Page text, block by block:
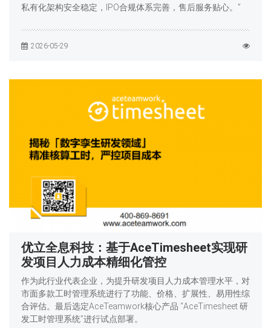
私有化架构安全稳定，IPO合规体系完善，售后服务贴心。”
2026-05-29
优立全息科技：基于AceTimesheet实现研
发项目人力成本精细化管控
作为此行业代表企业，为提升研发项目人力成本管理水平，对
市面多款工时管理系统进行了功能、价格、扩展性、易用性综
合评估。最后选定AceTeamwork核心产品 “AceTimesheet 研
发工时管理系统”进行试点部署。